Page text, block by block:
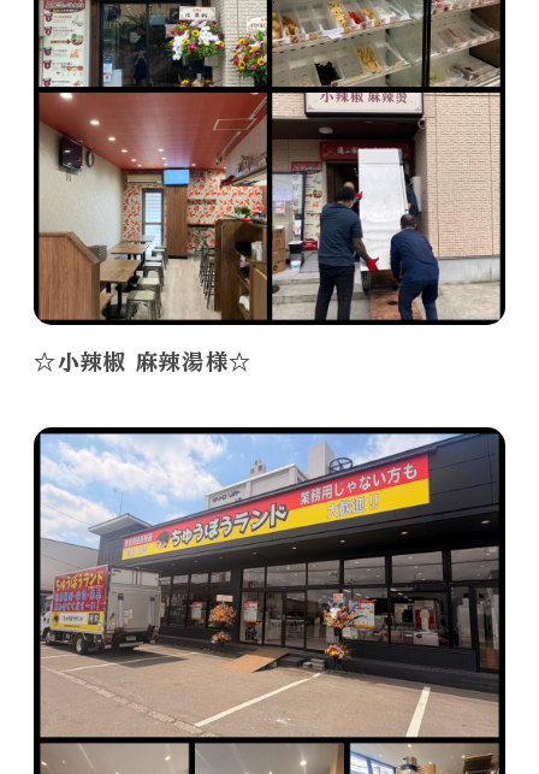
☆小辣椒 麻辣湯様☆